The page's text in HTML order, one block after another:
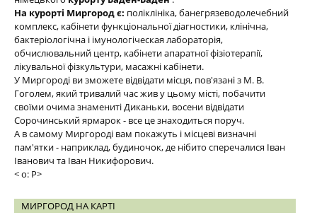
На курорті Миргород є: поліклініка, банегрязеводолечебний
комплекс, кабінети функціональної діагностики, клінічна,
бактеріологічна і імунологіческая лабораторія,
обчислювальний центр, кабінети апаратної фізіотерапії,
лікувальної фізкультури, масажні кабінети.
У Миргороді ви зможете відвідати місця, пов'язані з М. В.
Гоголем, який тривалий час жив у цьому місті, побачити
своїми очима знамениті Диканьки, восени відвідати
Сорочинський ярмарок - все це знаходиться поруч.
А в самому Миргороді вам покажуть і місцеві визначні
пам'ятки - наприклад, будиночок, де нібито сперечалися Іван
Іванович та Іван Никифорович.
< o: P>
МИРГОРОД НА КАРТІ